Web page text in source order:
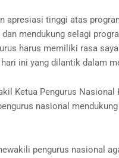
apresiasi tinggi atas
mendukung selagi
harus memiliki rasa
ini yang dilantik dalam
Ketua Pengurus Nasional
nasional
pengurus nasional